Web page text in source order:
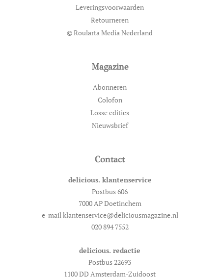
Leveringsvoorwaarden
Retourneren
© Roularta Media Nederland
Magazine
Abonneren
Colofon
Losse edities
Nieuwsbrief
Contact
delicious. klantenservice
Postbus 606
7000 AP Doetinchem
e-mail klantenservice@deliciousmagazine.nl
020 894 7552
delicious. redactie
Postbus 22693
1100 DD Amsterdam-Zuidoost